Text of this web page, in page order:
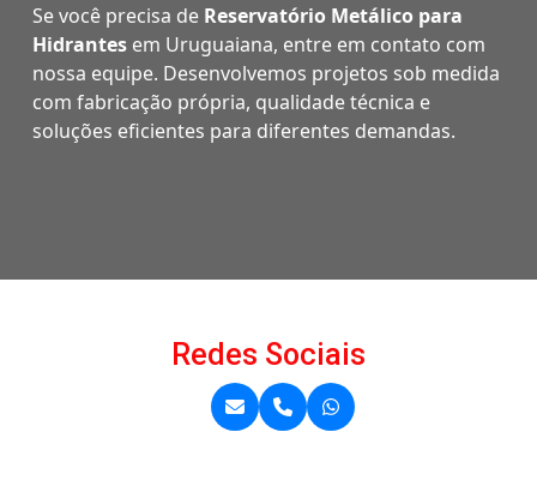
Se você precisa de Reservatório Metálico para
Hidrantes em Uruguaiana, entre em contato com
nossa equipe. Desenvolvemos projetos sob medida
com fabricação própria, qualidade técnica e
soluções eficientes para diferentes demandas.
Redes Sociais